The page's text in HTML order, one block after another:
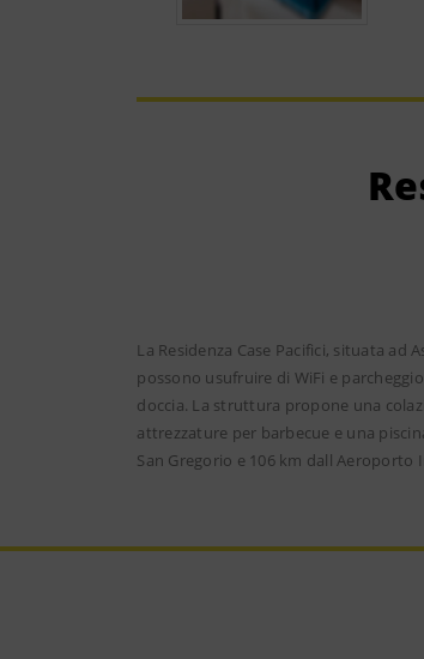
La Residenza Case Pacifici, situata ad
possono usufruire di WiFi e
doccia. La struttura propone una
attrezzature per barbecue e una
San Gregorio e 106 km dall Aeroporto